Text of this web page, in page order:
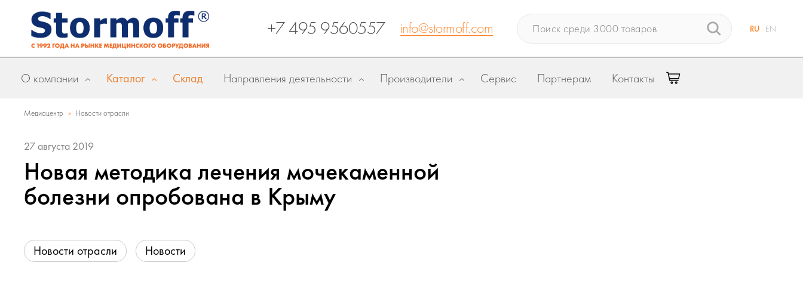
+7 495 9560557 info@stormoff.com RU EN
О компании Каталог Склад Направления деятельности Производители Сервис Партнерам Контакты
Медиацентр » Новости отрасли
27 августа 2019
Новая методика лечения мочекаменной
болезни опробована в Крыму
Новости отрасли Новости